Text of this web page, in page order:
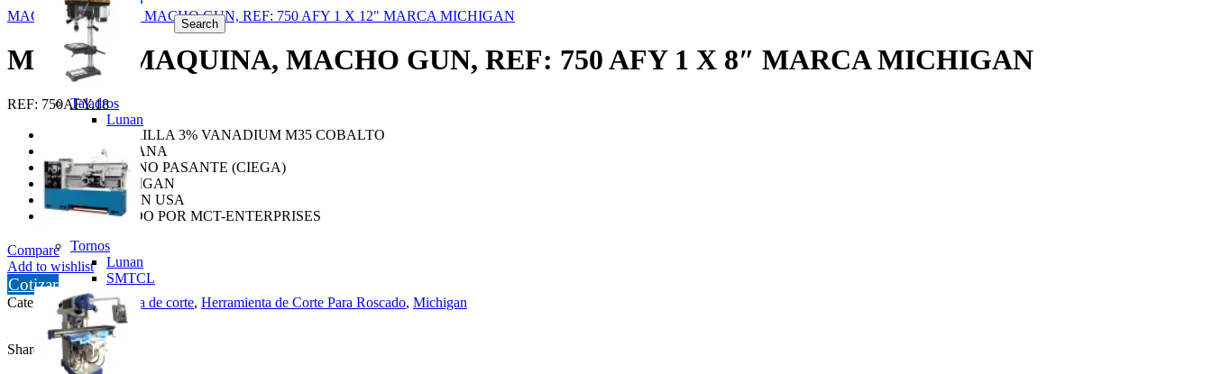
Search
Taladros
Lunan
Tornos
Lunan
SMTCL
MACHO MAQUINA, MACHO GUN, REF: 750 AFY 1 X 12" MARCA MICHIGAN
MACHO MAQUINA, MACHO GUN, REF: 750 AFY 1 X 8″ MARCA MICHIGAN
REF: 750AFY.18
BANDA AMARILLA 3% VANADIUM M35 COBALTO
PUNTA EN PLANA
PARA ROSCA NO PASANTE (CIEGA)
MARCA MICHIGAN
FABRICADO EN USA
SUMINISTRADO POR MCT-ENTERPRISES
Compare
Add to wishlist
Cotizar
Categorías: Herramienta de corte, Herramienta de Corte Para Roscado, Michigan
Share: